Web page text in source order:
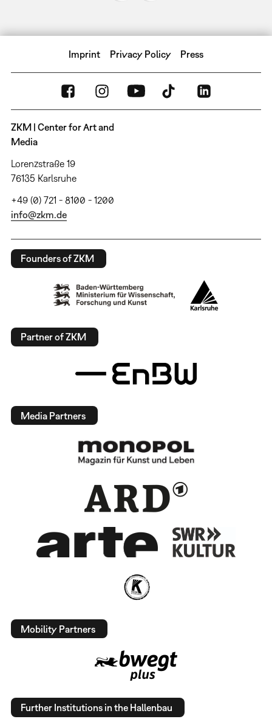
Imprint Privacy Policy Press
ZKM | Center for Art and
Media
Lorenzstraße 19
76135 Karlsruhe
+49 (0) 721 - 8100 - 1200
info@zkm.de
Founders of ZKM
Partner of ZKM
Media Partners
Mobility Partners
Further Institutions in the Hallenbau